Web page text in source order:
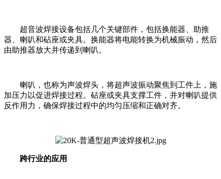
超音波焊接设备包括几个关键部件，包括换能器、助推
器、喇叭和砧座或夹具。换能器将电能转换为机械振动，然后
由助推器放大并传递到喇叭。
喇叭，也称为声波焊头，将超声波振动聚焦到工件上，施
加压力以促进焊接过程。砧座或夹具支撑工件，并对喇叭提供
反作用力，确保焊接过程中的均匀压缩和正确对齐。
跨行业的应用